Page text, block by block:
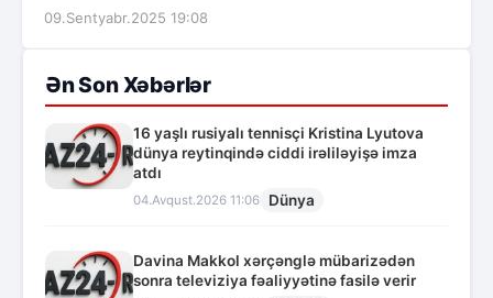
09.Sentyabr.2025 19:08
Ən Son Xəbərlər
16 yaşlı rusiyalı tennisçi Kristina Lyutova
dünya reytinqində ciddi irəliləyişə imza
atdı
04.Avqust.2026 11:06 Dünya
Davina Makkol xərçənglə mübarizədən
sonra televiziya fəaliyyətinə fasilə verir